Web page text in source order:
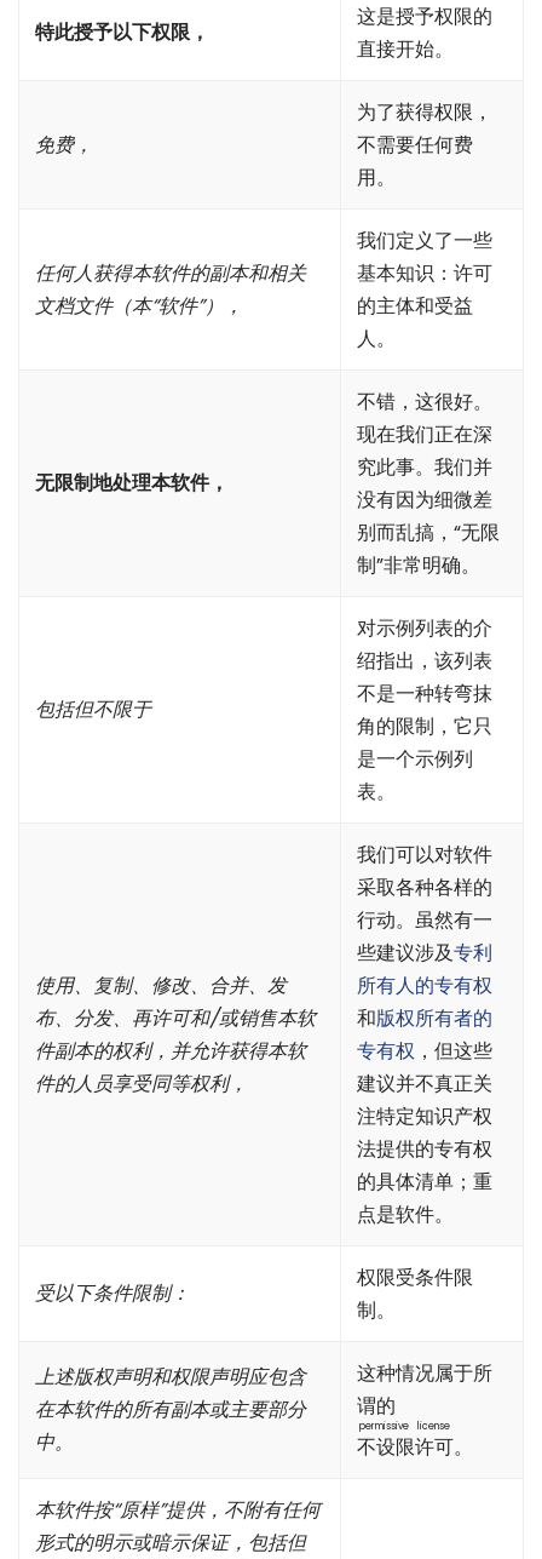
特此授予以下权限，
这是授予权限的
直接开始。
免费，
为了获得权限，
不需要任何费
用。
任何人获得本软件的副本和相关
文档文件（本“软件”），
我们定义了一些
基本知识：许可
的主体和受益
人。
无限制地处理本软件，
不错，这很好。
现在我们正在深
究此事。我们并
没有因为细微差
别而乱搞，“无限
制”非常明确。
包括但不限于
对示例列表的介
绍指出，该列表
不是一种转弯抹
角的限制，它只
是一个示例列
表。
使用、复制、修改、合并、发
布、分发、再许可和/或销售本软
件副本的权利，并允许获得本软
件的人员享受同等权利，
我们可以对软件
采取各种各样的
行动。虽然有一
些建议涉及专利
所有人的专有权
和版权所有者的
专有权 ，但这些
建议并不真正关
注特定知识产权
法提供的专有权
的具体清单；重
点是软件。
受以下条件限制：
权限受条件限
制。
上述版权声明和权限声明应包含
在本软件的所有副本或主要部分
中。
这种情况属于所
谓的
不设限许可
permissive license
。
本软件按“原样”提供，不附有任何
形式的明示或暗示保证，包括但